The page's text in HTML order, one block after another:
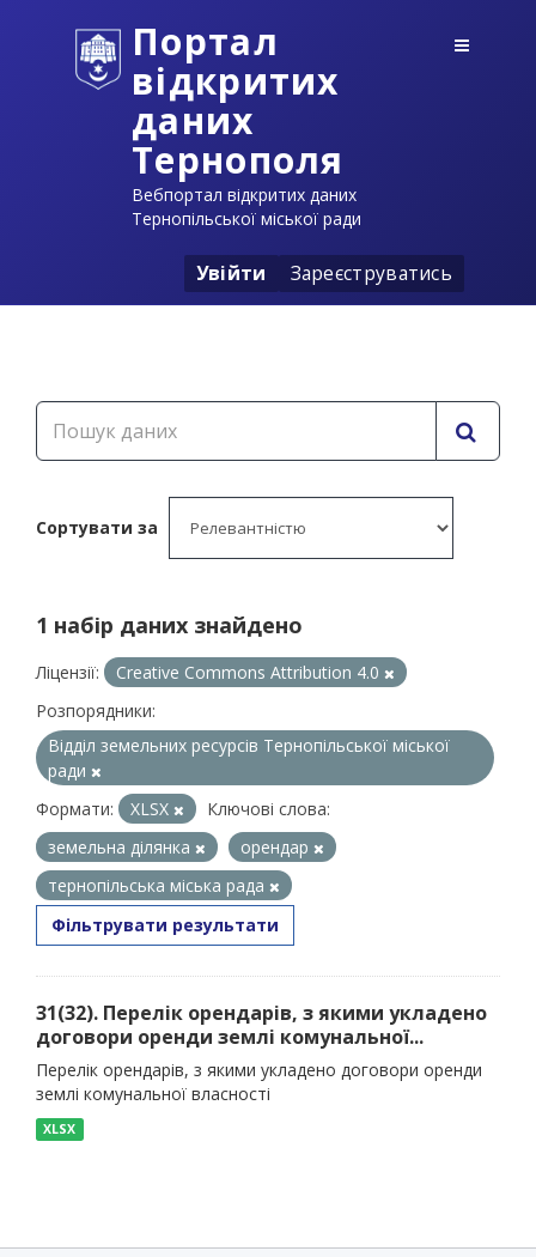
Портал
відкритих
даних
Тернополя
Вебпортал відкритих даних
Тернопільської міської ради
Увійти Зареєструватись
Сортувати за
1 набір даних знайдено
Ліцензії:
Creative Commons Attribution 4.0
Розпорядники:
Відділ земельних ресурсів Тернопільської міської
ради
Формати:
XLSX
Ключові слова:
земельна ділянка
орендар
тернопільська міська рада
Фільтрувати результати
31(32). Перелік орендарів, з якими укладено
договори оренди землі комунальної...
Перелік орендарів, з якими укладено договори оренди
землі комунальної власності
XLSX